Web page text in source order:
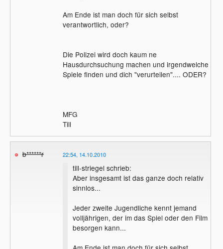
Am Ende ist man doch für sich selbst
verantwortlich, oder?
Die Polizei wird doch kaum ne
Hausdurchsuchung machen und irgendwelche
Spiele finden und dich "verurteilen".... ODER?
MFG
Till
b******r 22:54, 14.10.2010
till-striegel schrieb:
Aber insgesamt ist das ganze doch relativ
sinnlos...
Jeder zweite Jugendliche kennt jemand
volljährigen, der im das Spiel oder den Film
besorgen kann...